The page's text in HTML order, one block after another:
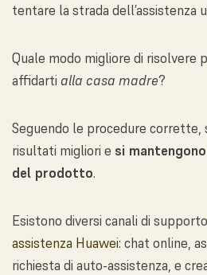
tentare la strada dell’assistenza
Quale modo migliore di risolvere
affidarti alla casa madre?
Seguendo le procedure corrette,
risultati migliori e si
del prodotto.
Esistono diversi canali di supporto
assistenza Huawei: chat online,
richiesta di auto-assistenza, e